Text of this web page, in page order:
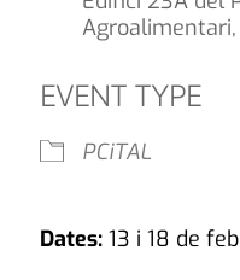
EVENT TYPE
PCiTAL
Dates: 13 i 18 de